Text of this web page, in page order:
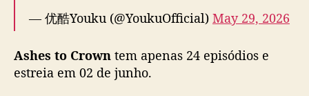
— 优酷Youku (@YoukuOfficial) May 29, 2026
Ashes to Crown tem apenas 24 episódios e
estreia em 02 de junho.